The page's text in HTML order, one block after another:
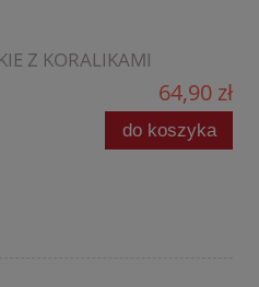
Z KORALIKAMI
64,90 zł
do koszyka